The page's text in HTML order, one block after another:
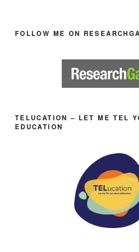
FOLLOW ME ON
TELUCATION – LET ME TEL
EDUCATION